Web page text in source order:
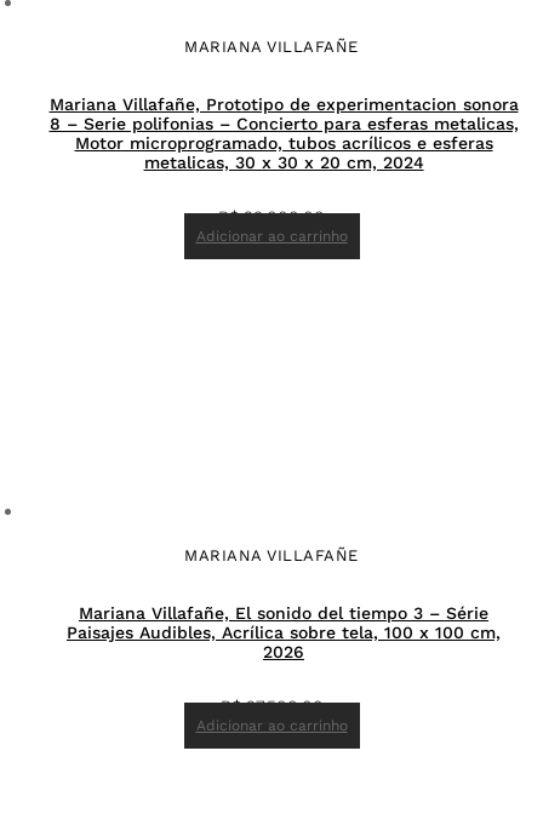
MARIANA VILLAFAÑE
Mariana Villafañe, Prototipo de experimentacion sonora
8 – Serie polifonias – Concierto para esferas metalicas,
Motor microprogramado, tubos acrílicos e esferas
metalicas, 30 x 30 x 20 cm, 2024
R$23.000,00
Adicionar ao carrinho
MARIANA VILLAFAÑE
Mariana Villafañe, El sonido del tiempo 3 – Série
Paisajes Audibles, Acrílica sobre tela, 100 x 100 cm,
2026
R$27.500,00
Adicionar ao carrinho